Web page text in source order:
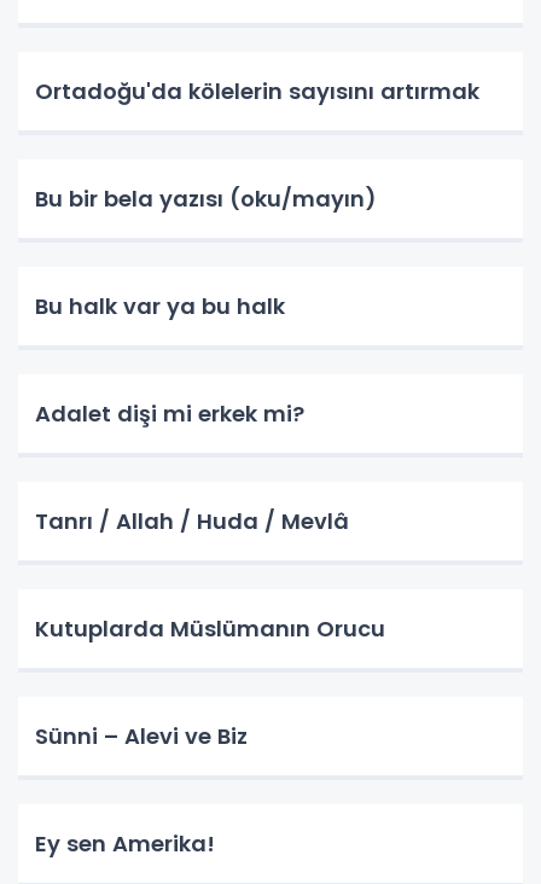
Ortadoğu'da kölelerin sayısını artırmak
Bu bir bela yazısı (oku/mayın)
Bu halk var ya bu halk
Adalet dişi mi erkek mi?
Tanrı / Allah / Huda / Mevlâ
Kutuplarda Müslümanın Orucu
Sünni – Alevi ve Biz
Ey sen Amerika!